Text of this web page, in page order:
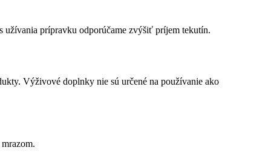
užívania prípravku odporúčame zvýšiť príjem tekutín.
Výživové doplnky nie sú určené na používanie ako